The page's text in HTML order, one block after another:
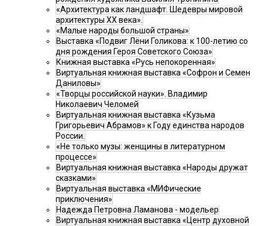
«Архитектура как ландшафт. Шедевры мировой
архитектуры XX века».
«Малые народы большой страны»
Выставка «Подвиг Лёни Голикова: к 100-летию со
дня рождения Героя Советского Союза»
Книжная выставка «Русь непокоренная»
Виртуальная книжная выставка «Софрон и Семен
Даниловы»
«Творцы российской науки». Владимир
Николаевич Челомей
Виртуальная книжная выставка «Кузьма
Григорьевич Абрамов» к Году единства народов
России.
«Не только музы: женщины в литературном
процессе»
Виртуальная книжная выставка «Народы дружат
сказками»
Виртуальная выставка «МИФические
приключения»
Надежда Петровна Ламанова - модельер
Виртуальная книжная выставка «Центр духовной